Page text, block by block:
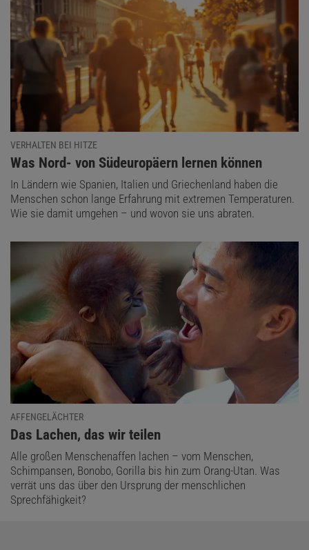
VERHALTEN BEI HITZE
:
Was Nord- von Südeuropäern lernen können
In Ländern wie Spanien, Italien und Griechenland haben die
Menschen schon lange Erfahrung mit extremen Temperaturen.
Wie sie damit umgehen – und wovon sie uns abraten.
AFFENGELÄCHTER
:
Das Lachen, das wir teilen
Alle großen Menschenaffen lachen – vom Menschen,
Schimpansen, Bonobo, Gorilla bis hin zum Orang-Utan. Was
verrät uns das über den Ursprung der menschlichen
Sprechfähigkeit?